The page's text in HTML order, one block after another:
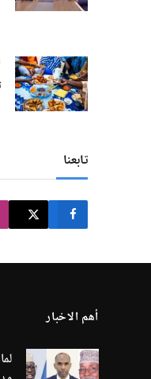
تابعنا
أهم الاخبار